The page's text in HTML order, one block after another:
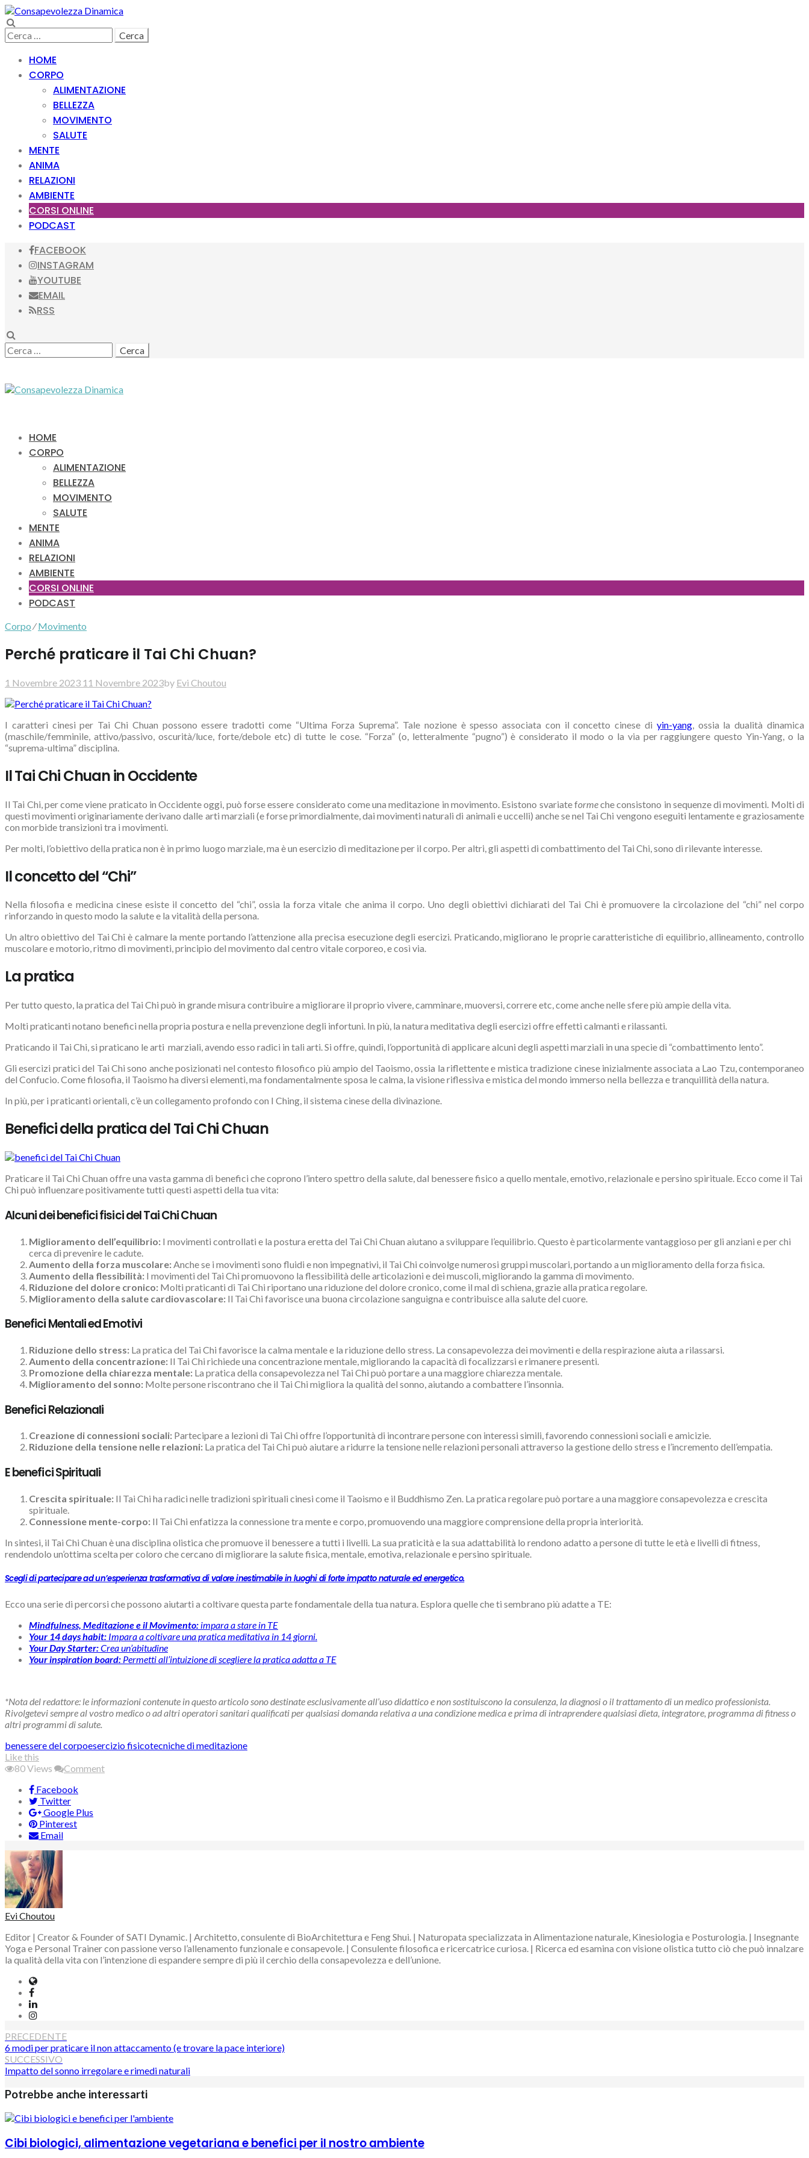
Skip
to
navigation
Skip
to
content
Ricerca
per:
HOME
CORPO
ALIMENTAZIONE
BELLEZZA
MOVIMENTO
SALUTE
MENTE
ANIMA
RELAZIONI
AMBIENTE
CORSI ONLINE
PODCAST
FACEBOOK
INSTAGRAM
YOUTUBE
EMAIL
RSS
RICERCA
HOME
CORPO
ALIMENTAZIONE
BELLEZZA
MOVIMENTO
SALUTE
MENTE
ANIMA
RELAZIONI
AMBIENTE
CORSI ONLINE
PODCAST
Corpo⁄Movimento
Perché praticare il Tai Chi Chuan?
1 Novembre 2023 11 Novembre 2023by Evi Choutou
I caratteri cinesi per Tai Chi Chuan possono essere tradotti come “Ultima Forza Suprema”. Tale nozione è spesso associata con il concetto cinese di yin-yang, ossia la dualità dinamica
(maschile/femminile, attivo/passivo, oscurità/luce, forte/debole etc) di tutte le cose. “Forza” (o, letteralmente “pugno”) è considerato il modo o la via per raggiungere questo Yin-Yang, o la
“suprema-ultima” disciplina.
Il Tai Chi Chuan in Occidente
Il Tai Chi, per come viene praticato in Occidente oggi, può forse essere considerato come una meditazione in movimento. Esistono svariate formeche consistono in sequenze di movimenti. Molti di
questi movimenti originariamente derivano dalle arti marziali (e forse primordialmente, dai movimenti naturali di animali e uccelli) anche se nel Tai Chi vengono eseguiti lentamente e graziosamente
con morbide transizioni tra i movimenti.
Per molti, l’obiettivo della pratica non è in primo luogo marziale, ma è un esercizio di meditazione per il corpo. Per altri, gli aspetti di combattimento del Tai Chi, sono di rilevante interesse.
Il concetto del “Chi”
Nella filosofia e medicina cinese esiste il concetto del “chi”, ossia la forza vitale che anima il corpo. Uno degli obiettivi dichiarati del Tai Chi è promuovere la circolazione del “chi” nel corpo
rinforzando in questo modo la salute e la vitalità della persona.
Un altro obiettivo del Tai Chi è calmare la mente portando l’attenzione alla precisa esecuzione degli esercizi. Praticando, migliorano le proprie caratteristiche di equilibrio, allineamento, controllo
muscolare e motorio, ritmo di movimenti, principio del movimento dal centro vitale corporeo, e così via.
La pratica
Per tutto questo, la pratica del Tai Chi può in grande misura contribuire a migliorare il proprio vivere, camminare, muoversi, correre etc, come anche nelle sfere più ampie della vita.
Molti praticanti notano benefici nella propria postura e nella prevenzione degli infortuni. In più, la natura meditativa degli esercizi offre effetti calmanti e rilassanti.
Praticando il Tai Chi, si praticano le arti marziali, avendo esso radici in tali arti. Si offre, quindi, l’opportunità di applicare alcuni degli aspetti marziali in una specie di “combattimento lento”.
Gli esercizi pratici del Tai Chi sono anche posizionati nel contesto filosofico più ampio del Taoismo, ossia la riflettente e mistica tradizione cinese inizialmente associata a Lao Tzu, contemporaneo
del Confucio. Come filosofia, il Taoismo ha diversi elementi, ma fondamentalmente sposa le calma, la visione riflessiva e mistica del mondo immerso nella bellezza e tranquillità della natura.
In più, per i praticanti orientali, c’è un collegamento profondo con I Ching, il sistema cinese della divinazione.
Benefici della pratica del Tai Chi Chuan
Praticare il Tai Chi Chuan offre una vasta gamma di benefici che coprono l’intero spettro della salute, dal benessere fisico a quello mentale, emotivo, relazionale e persino spirituale. Ecco come il Tai
Chi può influenzare positivamente tutti questi aspetti della tua vita:
Alcuni dei benefici fisici del Tai Chi Chuan
Miglioramento dell’equilibrio: I movimenti controllati e la postura eretta del Tai Chi Chuan aiutano a sviluppare l’equilibrio. Questo è particolarmente vantaggioso per gli anziani e per chi
cerca di prevenire le cadute.
Aumento della forza muscolare: Anche se i movimenti sono fluidi e non impegnativi, il Tai Chi coinvolge numerosi gruppi muscolari, portando a un miglioramento della forza fisica.
Aumento della flessibilità: I movimenti del Tai Chi promuovono la flessibilità delle articolazioni e dei muscoli, migliorando la gamma di movimento.
Riduzione del dolore cronico: Molti praticanti di Tai Chi riportano una riduzione del dolore cronico, come il mal di schiena, grazie alla pratica regolare.
Miglioramento della salute cardiovascolare: Il Tai Chi favorisce una buona circolazione sanguigna e contribuisce alla salute del cuore.
Benefici Mentali ed Emotivi
Riduzione dello stress: La pratica del Tai Chi favorisce la calma mentale e la riduzione dello stress. La consapevolezza dei movimenti e della respirazione aiuta a rilassarsi.
Aumento della concentrazione: Il Tai Chi richiede una concentrazione mentale, migliorando la capacità di focalizzarsi e rimanere presenti.
Promozione della chiarezza mentale: La pratica della consapevolezza nel Tai Chi può portare a una maggiore chiarezza mentale.
Miglioramento del sonno: Molte persone riscontrano che il Tai Chi migliora la qualità del sonno, aiutando a combattere l’insonnia.
Benefici Relazionali
Creazione di connessioni sociali: Partecipare a lezioni di Tai Chi offre l’opportunità di incontrare persone con interessi simili, favorendo connessioni sociali e amicizie.
Riduzione della tensione nelle relazioni: La pratica del Tai Chi può aiutare a ridurre la tensione nelle relazioni personali attraverso la gestione dello stress e l’incremento dell’empatia.
E benefici Spirituali
Crescita spirituale: Il Tai Chi ha radici nelle tradizioni spirituali cinesi come il Taoismo e il Buddhismo Zen. La pratica regolare può portare a una maggiore consapevolezza e crescita
spirituale.
Connessione mente-corpo: Il Tai Chi enfatizza la connessione tra mente e corpo, promuovendo una maggiore comprensione della propria interiorità.
In sintesi, il Tai Chi Chuan è una disciplina olistica che promuove il benessere a tutti i livelli. La sua praticità e la sua adattabilità lo rendono adatto a persone di tutte le età e livelli di fitness,
rendendolo un’ottima scelta per coloro che cercano di migliorare la salute fisica, mentale, emotiva, relazionale e persino spirituale.
Scegli di partecipare ad un’esperienza trasformativa di valore inestimabile in luoghi di forte impatto naturale ed energetico.
Ecco una serie di percorsi che possono aiutarti a coltivare questa parte fondamentale della tua natura. Esplora quelle che ti sembrano più adatte a TE:
Mindfulness, Meditazione e il Movimento: impara a stare in TE
Your 14 days habit: Impara a coltivare una pratica meditativa in 14 giorni.
Your Day Starter:Crea un’abitudine
Your inspiration board: Permetti all’intuizione di scegliere la pratica adatta a TE
*Nota del redattore: le informazioni contenute in questo articolo sono destinate esclusivamente all’uso didattico e non sostituiscono la consulenza, la diagnosi o il trattamento di un medico professionista.
Rivolgetevi sempre al vostro medico o ad altri operatori sanitari qualificati per qualsiasi domanda relativa a una condizione medica e prima di intraprendere qualsiasi dieta, integratore, programma di fitness o
altri programmi di salute.
Tags:
benessere del corpoesercizio fisicotecniche di meditazione
Like this
80Views
Comment
Facebook
Twitter
Google Plus
Pinterest
Email
Evi Choutou
Editor | Creator & Founder of SATI Dynamic. | Architetto, consulente di BioArchitettura e Feng Shui. | Naturopata specializzata in Alimentazione naturale, Kinesiologia e Posturologia. | Insegnante
Yoga e Personal Trainer con passione verso l’allenamento funzionale e consapevole. | Consulente filosofica e ricercatrice curiosa. | Ricerca ed esamina con visione olistica tutto ciò che può innalzare
la qualità della vita con l’intenzione di espandere sempre di più il cerchio della consapevolezza e dell’unione.
Website
Facebook
LinkedIn
Instagram
Navigazione
articoli
PRECEDENTE
6 modi per praticare il non attaccamento (e trovare la pace interiore)
SUCCESSIVO
Impatto del sonno irregolare e rimedi naturali
Potrebbe anche interessarti
Cibi biologici, alimentazione vegetariana e benefici per il nostro ambiente